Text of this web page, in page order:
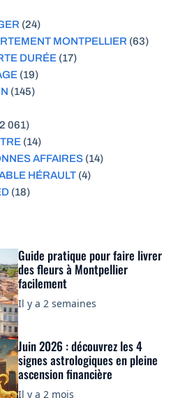
(24)
MONTPELLIER (63)
DURÉE (17)
(19)
(145)
061)
(14)
AFFAIRES (14)
HÉRAULT (4)
(18)
Guide pratique pour faire livrer
des fleurs à Montpellier
facilement
Il y a 2 semaines
Juin 2026 : découvrez les 4
signes astrologiques en pleine
ascension financière
Il y a 2 mois